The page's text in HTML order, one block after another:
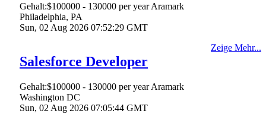
Gehalt:$100000 - 130000 per year Aramark
Philadelphia, PA
Sun, 02 Aug 2026 07:52:29 GMT
Salesforce Developer
Gehalt:$100000 - 130000 per year Aramark
Washington DC
Sun, 02 Aug 2026 07:05:44 GMT
Zeige Mehr...